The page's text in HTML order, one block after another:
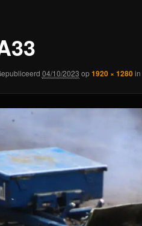
04/10/2023 op1920 × 1280in